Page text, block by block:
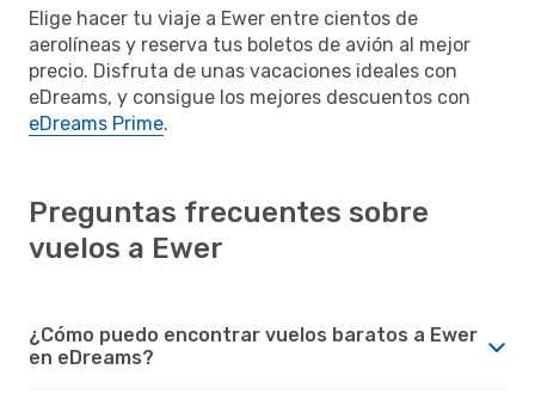
Elige hacer tu viaje a Ewer entre cientos de
aerolíneas y reserva tus boletos de avión al mejor
precio. Disfruta de unas vacaciones ideales con
eDreams, y consigue los mejores descuentos con
eDreams Prime.
Preguntas frecuentes sobre
vuelos a Ewer
¿Cómo puedo encontrar vuelos baratos a Ewer
en eDreams?